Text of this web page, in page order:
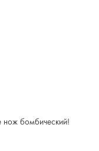
нож бомбический!